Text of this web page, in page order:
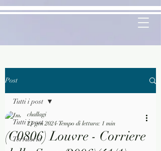
Post
Tutti i post
Territorio
Tutti i post
(C0806) Louvre - Corriere
challagi
23 gen 2024 Tempo di lettura: 1 min